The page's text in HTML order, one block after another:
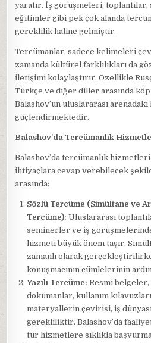
yaratır. İş görüşmeleri,
eğitimler gibi pek çok alanda
gereklilik haline gelmiştir.
Tercümanlar, sadece kelimeleri
zamanda kültürel farklılıkları da
iletişimi kolaylaştırır. Özellikle
Türkçe ve diğer diller arasında
Balashov’un uluslararası
güçlendirmektedir.
Balashov’da Tercümanlık
Balashov’da tercümanlık
ihtiyaçlara cevap verebilecek
arasında:
Sözlü Tercüme (Simültane ve
Tercüme): Uluslararası
seminerler ve iş
hizmeti büyük önem taşır.
zamanlı olarak
konuşmacının cümlelerinin
Yazılı Tercüme: Resmi
dokümanlar, kullanım
materyallerin çevirisi, iş
gerekliliktir. Balashov’da
tür hizmetlere sıklıkla